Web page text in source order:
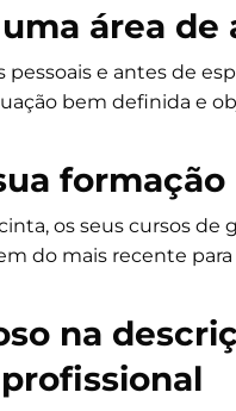
área de
pessoais e antes de
bem definida e
formação
os seus cursos de
do mais recente
na